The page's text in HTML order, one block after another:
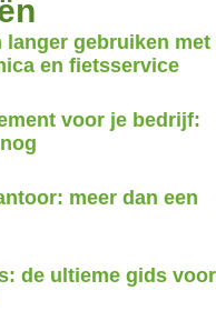
langer gebruiken met
en fietsservice
voor je bedrijf:
meer dan een
de ultieme gids voor